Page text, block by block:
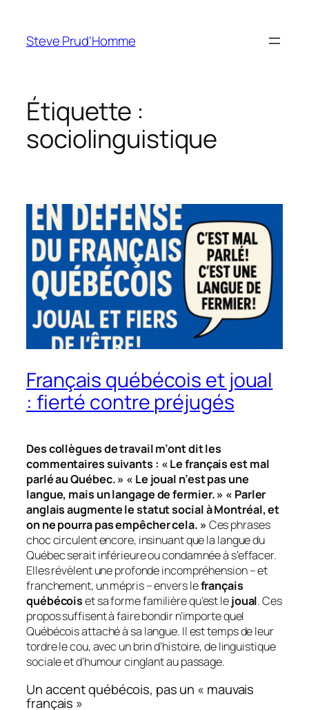
contenu
Steve Prud'Homme
Étiquette :
sociolinguistique
Français québécois et joual
: fierté contre préjugés
Des collègues de travail m’ont dit les
commentaires suivants : « Le français est mal
parlé au Québec. » « Le joual n’est pas une
langue, mais un langage de fermier. » « Parler
anglais augmente le statut social à Montréal, et
on ne pourra pas empêcher cela. » Ces phrases
choc circulent encore, insinuant que la langue du
Québec serait inférieure ou condamnée à s’effacer.
Elles révèlent une profonde incompréhension – et
franchement, un mépris – envers lefrançais
québécoiset sa forme familière qu’est lejoual. Ces
propos suffisent à faire bondir n’importe quel
Québécois attaché à sa langue. Il est temps de leur
tordre le cou, avec un brin d’histoire, de linguistique
sociale et d’humour cinglant au passage.
Un accent québécois, pas un « mauvais
français »